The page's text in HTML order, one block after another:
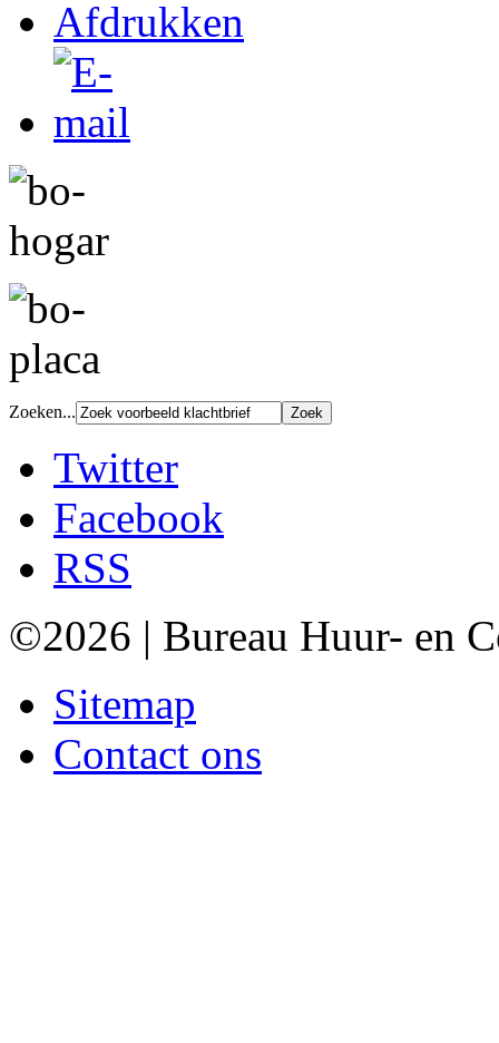
Zoeken...
Twitter
Facebook
RSS
©2026 | Bureau Huur- en
Sitemap
Contact ons